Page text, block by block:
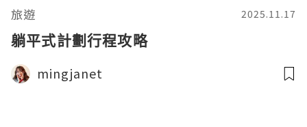
旅遊 2025.11.17
躺平式計劃行程攻略
mingjanet